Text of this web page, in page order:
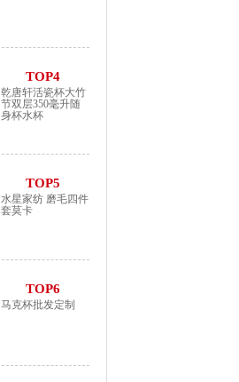
TOP4
乾唐轩活瓷杯大竹
节双层350毫升随
身杯水杯
TOP5
水星家纺 磨毛四件
套莫卡
TOP6
马克杯批发定制